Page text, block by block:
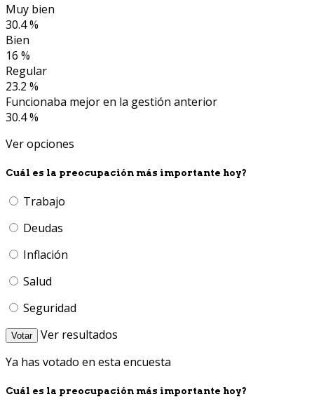
Muy bien
30.4 %
Bien
16 %
Regular
23.2 %
Funcionaba mejor en la gestión anterior
30.4 %
Ver opciones
Cuál es la preocupación más importante hoy?
Trabajo
Deudas
Inflación
Salud
Seguridad
Votar
Ver resultados
Ya has votado en esta encuesta
Cuál es la preocupación más importante hoy?